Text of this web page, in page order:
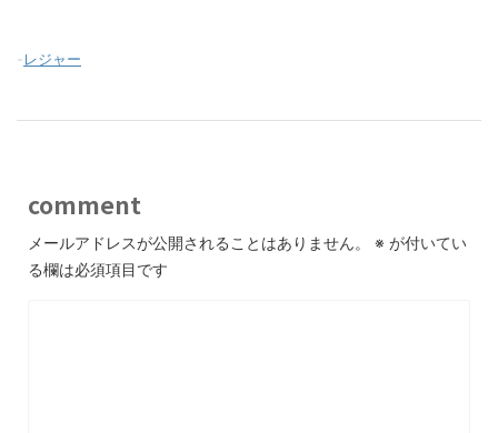
-レジャー
comment
メールアドレスが公開されることはありません。 ※ が付いてい
る欄は必須項目です